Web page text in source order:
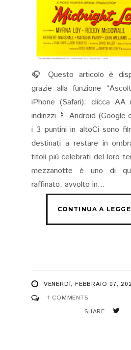
🎧 Questo articolo è
grazie alla funzione
iPhone (Safari): clicca AA
indirizzi 📱 Android (Google
i 3 puntini in altoCi sono
destinati a restare in
titoli più celebrati del loro
mezzanotte è uno di
raffinato, avvolto in...
VENERDÌ, FEBBRAIO 07,
1 COMMENTS
SHARE